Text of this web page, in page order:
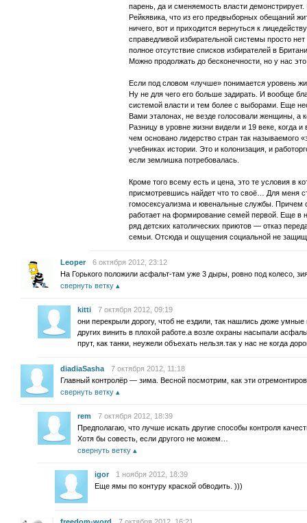
парень, да и сменяемость власти
Рейкявика, что из его предвыборных обещаний
ничего, вот и приходится вернуться к
справедливой избирательной системы просто
полное отсутствие списков избирателей в
Можно продолжать до бесконечности, но у нас
Если под словом «лучше» понимается уровень
Ну не для чего его больше задирать. И вообще
системой власти и тем более с выборами. Еще
Вами эталонах, не везде голосовали женщины, а
Разницу в уровне жизни видели и 19 веке, когда
чем основано лидерство стран так называемого
учебниках истории. Это и колонизация, и
если землишка потребовалась.
Кроме того всему есть и цена, это те условия в
присмотревшись найдет что то своё… Для меня
гомосексуализма и ювенальные службы. Причем
работает на формирование семей первой. Еще в
ряд детских католических приютов — отказ
семьи. Отсюда и ощущения социальной не
Leoper
6 октября 2012, 23:12
На Горького положили асфальт-там уже 3 дыры, ровно под колесо,
свернуть ветку
kitti
7 октября 2012, 09:19
они перекрыли дорогу, чтоб не ездили, так нашлись дюже умные
других винить в плохой работе.а возле охраны насыпали
прут, как танки, неужели объехать нельзя.так у нас не когда
diadiaSasha
7 октября 2012, 11:18
Главный контролёр — зима. Весной посмотрим, как эти
свернуть ветку
rem
7 октября 2012, 18:39
Предполагаю, что лучше искать другие способы контроля
Хотя бы совесть, если другого не можем…
свернуть ветку
igor
1 ноября 2012, 18:39
Еще ямы по контуру краской обводить. )))